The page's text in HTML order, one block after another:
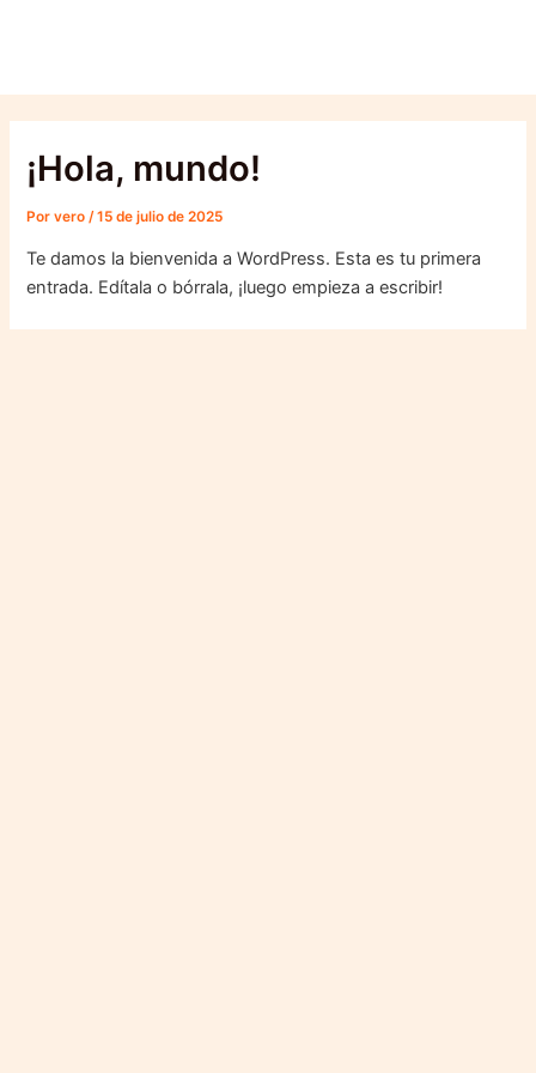
¡Hola, mundo!
Porvero/15 de julio de 2025
Te damos la bienvenida a WordPress. Esta es tu primera
entrada. Edítala o bórrala, ¡luego empieza a escribir!